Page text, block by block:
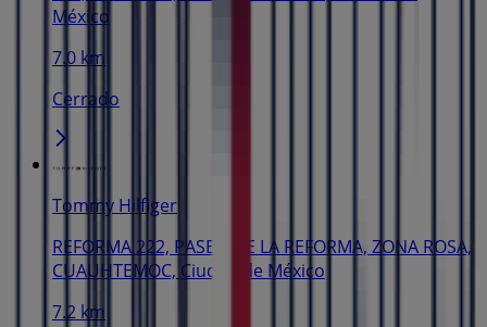
México
7.0 km
Cerrado
Tommy Hilfiger
REFORMA 222, PASEO DE LA REFORMA, ZONA ROSA,
CUAUHTEMOC, Ciudad de México
7.2 km